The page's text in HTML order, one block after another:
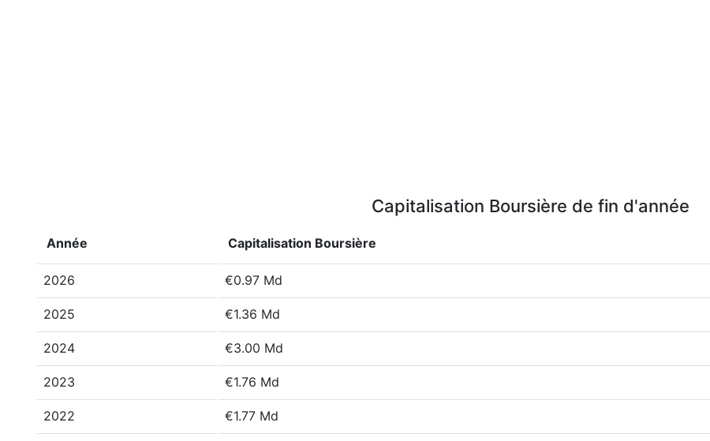
Capitalisation Boursière de fin d'année
Année Capitalisation Boursière
2026 €0.97 Md
2025 €1.36 Md
2024 €3.00 Md
2023 €1.76 Md
2022 €1.77 Md